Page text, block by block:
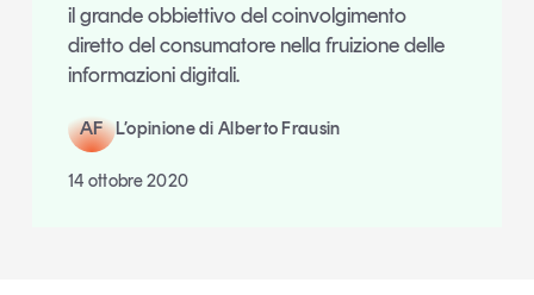
il grande obbiettivo del coinvolgimento
diretto del consumatore nella fruizione delle
informazioni digitali.
AF L’opinione di Alberto Frausin
14 ottobre 2020